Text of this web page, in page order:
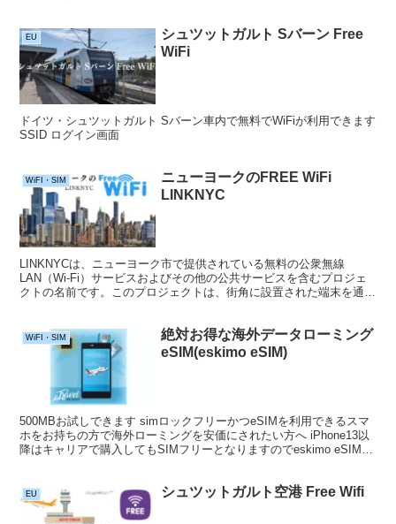
EU
シュツットガルト Sバーン Free
WiFi
ドイツ・シュツットガルト Sバーン車内で無料でWiFiが利用できます
SSID ログイン画面
WiFI・SIM
ニューヨークのFREE WiFi
LINKNYC
LINKNYCは、ニューヨーク市で提供されている無料の公衆無線
LAN（Wi-Fi）サービスおよびその他の公共サービスを含むプロジェ
クトの名前です。このプロジェクトは、街角に設置された端末を通じ
WiFI・SIM
絶対お得な海外データローミング
eSIM(eskimo eSIM)
500MBお試しできます simロックフリーかつeSIMを利用できるスマ
ホをお持ちの方で海外ローミングを安価にされたい方へ iPhone13以
降はキャリアで購入してもSIMフリーとなりますのでeskimo eSIMを
EU シュツットガルト空港 Free Wifi